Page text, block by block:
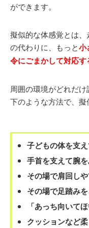
ができます。
擬似的な体感覚とは
の代わりに、もっと小
令にごまかして対応す
周囲の環境がどれだ
下のような方法で、擬
子どもの体を支
手首を支えて腕
その場で肩回し
その場で足踏み
「あっち向いて
クッションなど